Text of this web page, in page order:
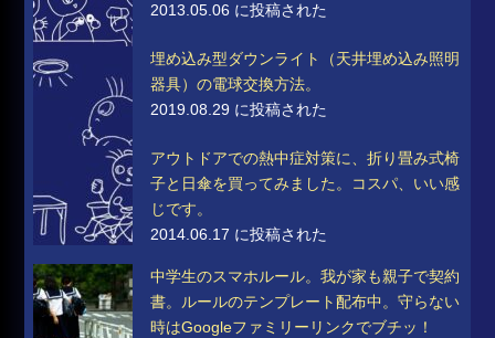
2013.05.06 に投稿された
埋め込み型ダウンライト（天井埋め込み照明
器具）の電球交換方法。
2019.08.29 に投稿された
アウトドアでの熱中症対策に、折り畳み式椅
子と日傘を買ってみました。コスパ、いい感
じです。
2014.06.17 に投稿された
中学生のスマホルール。我が家も親子で契約
書。ルールのテンプレート配布中。守らない
時はGoogleファミリーリンクでブチッ！